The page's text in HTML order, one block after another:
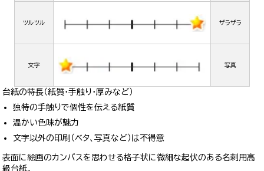
ツルツル ザラザラ
文字 写真
台紙の特長（紙質・手触り・厚みなど）
独特の手触りで個性を伝える紙質
温かい色味が魅力
文字以外の印刷（ベタ、写真など）は不得意
表面に絵画のカンバスを思わせる格子状に微細な起伏のある名刺用高
級台紙。